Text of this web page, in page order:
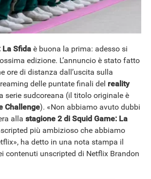
La Sfida è buona la prima: adesso si
edizione. L’annuncio è stato fatto
ore di distanza dall’uscita sulla
delle puntate finali del reality
serie sudcoreana (il titolo originale è
Challenge). «Non abbiamo avuto dubbi
alla stagione 2 di Squid Game: La
più ambizioso che abbiamo
ha detto in una nota stampa il
contenuti unscripted di Netflix Brandon